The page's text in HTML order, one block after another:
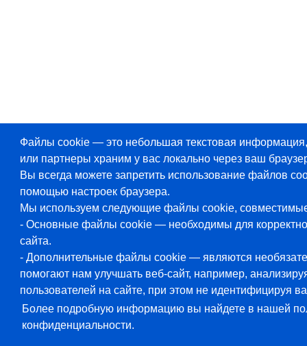
Файлы cookie — это небольшая текстовая
или партнеры храним у вас локально через ваш
Вы всегда можете запретить использование файлов
помощью настроек браузера.
Мы используем следующие файлы cookie,
- Основные файлы cookie — необходимы для
сайта.
- Дополнительные файлы cookie — являются
помогают нам улучшать веб-сайт, например,
пользователей на сайте, при этом не идентифицируя
Более подробную информацию вы найдете в нашей
конфиденциальности.